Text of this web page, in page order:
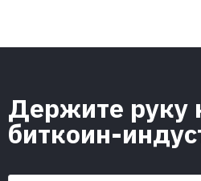
Держите руку
биткоин-